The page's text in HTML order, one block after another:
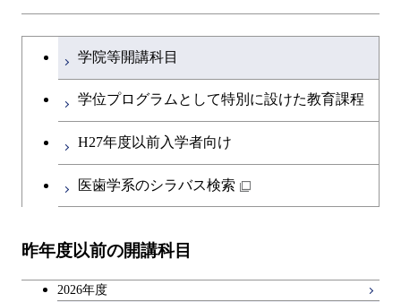
学士課程を切り替える
学院等開講科目
学位プログラムとして特別に設けた教育課程
H27年度以前入学者向け
医歯学系のシラバス検索
昨年度以前の開講科目
2026年度